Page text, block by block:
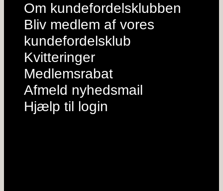
Om kundefordelsklubben
Bliv medlem af vores
kundefordelsklub
Kvitteringer
Medlemsrabat
Afmeld nyhedsmail
Hjælp til login